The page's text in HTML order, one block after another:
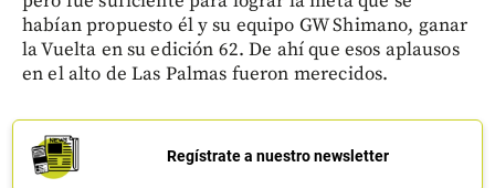
habían propuesto él y su equipo GW Shimano, ganar
la Vuelta en su edición 62. De ahí que esos aplausos
en el alto de Las Palmas fueron merecidos.
Regístrate a nuestro newsletter